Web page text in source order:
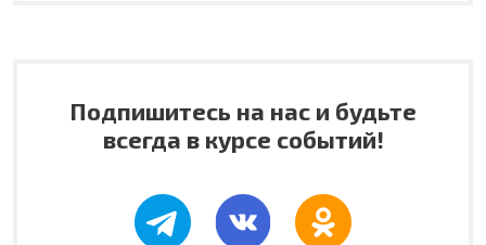
Подпишитесь на нас и будьте
всегда в курсе событий!